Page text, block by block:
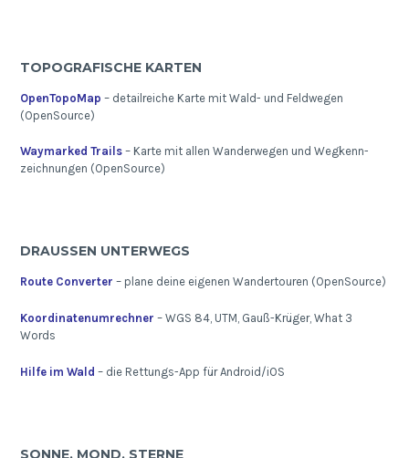
TOPOGRAFISCHE KARTEN
OpenTopoMap – detailreiche Karte mit Wald- und Feldwegen
(OpenSource)
Waymarked Trails – Karte mit allen Wanderwegen und Wegkenn-
zeichnungen (OpenSource)
DRAUSSEN UNTERWEGS
Route Converter – plane deine eigenen Wandertouren (OpenSource)
Koordinatenumrechner – WGS 84, UTM, Gauß-Krüger, What 3
Words
Hilfe im Wald – die Rettungs-App für Android/iOS
SONNE, MOND, STERNE